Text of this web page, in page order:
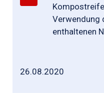
Verwendung
enthaltenen
26.08.2020